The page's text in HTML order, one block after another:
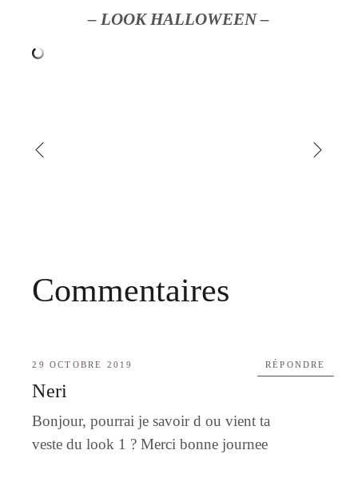
– LOOK HALLOWEEN –
Commentaires
29 OCTOBRE 2019
Neri
Bonjour, pourrai je savoir d ou vient ta
veste du look 1 ? Merci bonne journee
RÉPONDRE